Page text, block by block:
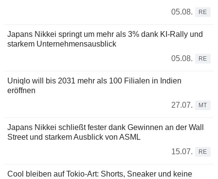
05.08.
RE
Japans Nikkei springt um mehr als 3% dank KI-Rally und
starkem Unternehmensausblick
05.08.
RE
Uniqlo will bis 2031 mehr als 100 Filialen in Indien
eröffnen
27.07.
MT
Japans Nikkei schließt fester dank Gewinnen an der Wall
Street und starkem Ausblick von ASML
15.07.
RE
Cool bleiben auf Tokio-Art: Shorts, Sneaker und keine